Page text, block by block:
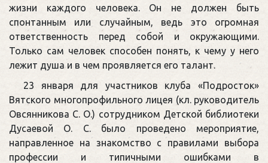
жизни каждого человека. Он не должен быть
спонтанным или случайным, ведь это огромная
ответственность перед собой и окружающими.
Только сам человек способен понять, к чему у него
лежит душа и в чем проявляется его талант.
23 января для участников клуба «Подросток»
Вятского многопрофильного лицея (кл. руководитель
Овсянникова С. О.) сотрудником Детской библиотеки
Дусаевой О. С. было проведено мероприятие,
направленное на знакомство с правилами выбора
профессии и типичными ошибками в